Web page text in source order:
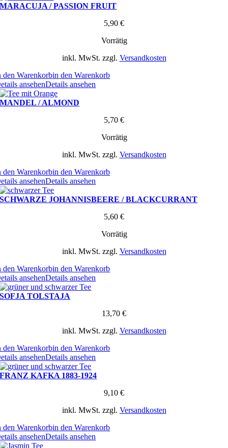
MARACUJA / PASSION FRUIT
5,90 €
Vorrätig
inkl. MwSt. zzgl. Versandkosten
den Warenkorbin den Warenkorb
ansehenDetails ansehen
MANDEL / ALMOND
5,70 €
Vorrätig
inkl. MwSt. zzgl. Versandkosten
den Warenkorbin den Warenkorb
ansehenDetails ansehen
SCHWARZE JOHANNISBEERE / BLACKCURRANT
5,60 €
Vorrätig
inkl. MwSt. zzgl. Versandkosten
den Warenkorbin den Warenkorb
ansehenDetails ansehen
SOFJA TOLSTAJA
13,70 €
inkl. MwSt. zzgl. Versandkosten
den Warenkorbin den Warenkorb
ansehenDetails ansehen
FRANZ KAFKA 1883-1924
9,10 €
inkl. MwSt. zzgl. Versandkosten
den Warenkorbin den Warenkorb
ansehenDetails ansehen